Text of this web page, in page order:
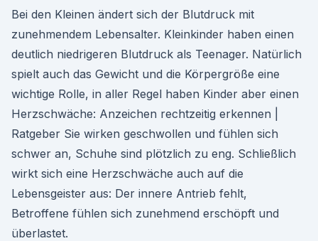
Bei den Kleinen ändert sich der Blutdruck mit
zunehmendem Lebensalter. Kleinkinder haben einen
deutlich niedrigeren Blutdruck als Teenager. Natürlich
spielt auch das Gewicht und die Körpergröße eine
wichtige Rolle, in aller Regel haben Kinder aber einen
Herzschwäche: Anzeichen rechtzeitig erkennen |
Ratgeber Sie wirken geschwollen und fühlen sich
schwer an, Schuhe sind plötzlich zu eng. Schließlich
wirkt sich eine Herzschwäche auch auf die
Lebensgeister aus: Der innere Antrieb fehlt,
Betroffene fühlen sich zunehmend erschöpft und
überlastet.